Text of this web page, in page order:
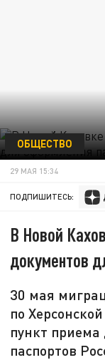
ОБЩЕСТВО
29 МАЯ 15:34
ПОДПИШИТЕСЬ:
В Новой
документов
30 мая
по
пункт
паспортов